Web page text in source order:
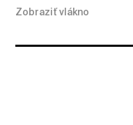
Zobraziť vlákno